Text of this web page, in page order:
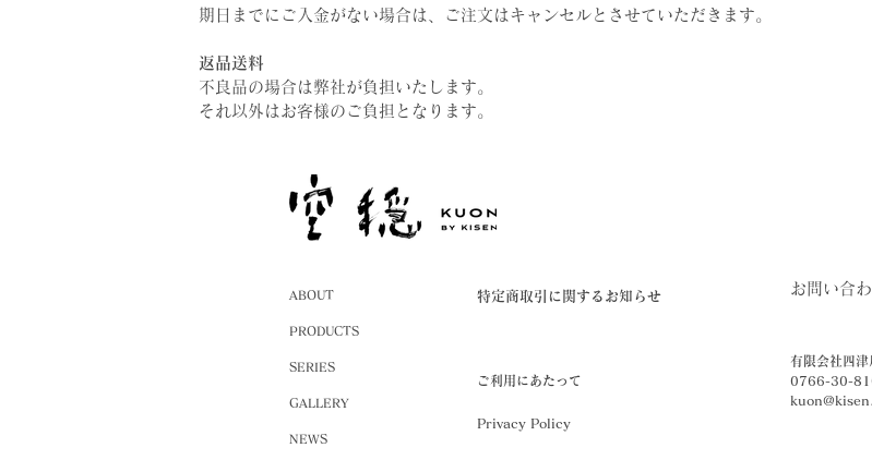
期日までにご入金がない場合は、ご注文はキャンセルとさせていただきます。
返品送料
不良品の場合は弊社が負担いたします。
それ以外はお客様のご負担となります。
ABOUT
PRODUCTS
SERIES
GALLERY
NEWS
特定商取引に関するお知らせ
ご利用にあたって
Privacy Policy
お問い合
有限会社四津
0766-30-